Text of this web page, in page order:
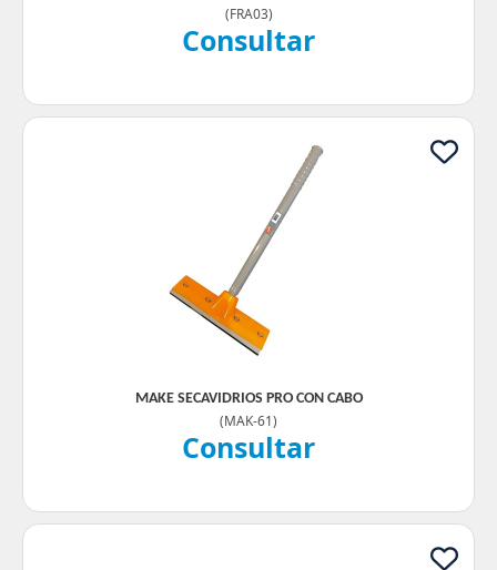
(FRA03)
Consultar
MAKE SECAVIDRIOS PRO CON CABO
(MAK-61)
Consultar